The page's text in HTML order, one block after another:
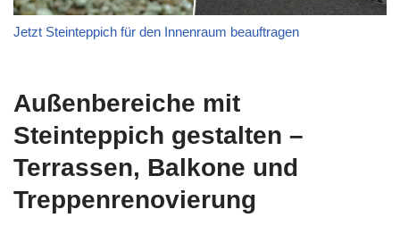
Jetzt Steinteppich für den Innenraum beauftragen
Außenbereiche mit
Steinteppich gestalten –
Terrassen, Balkone und
Treppenrenovierung